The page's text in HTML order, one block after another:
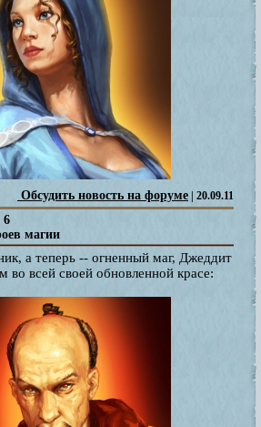
Обсудить новость на форуме | 20.09.11
6
магии
а теперь -- огненный маг, Джеддит
во всей своей обновленной красе: